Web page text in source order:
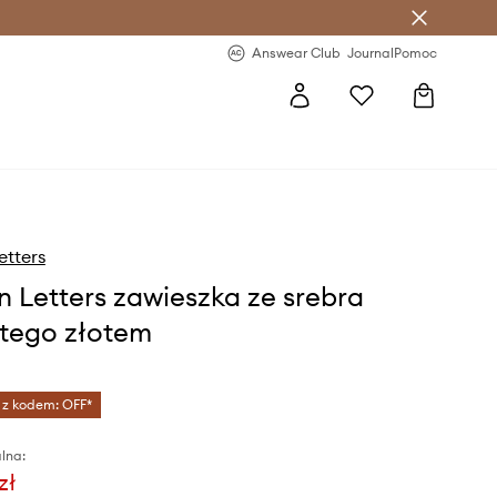
Answear Club JournalPomoc
Letters zawieszka ze srebra
złotem
kodem: OFF*